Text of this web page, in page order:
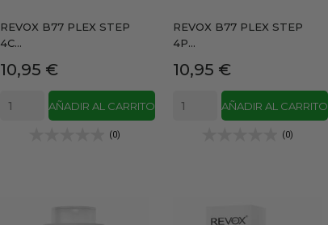
REVOX B77 PLEX STEP
4C...
Precio
10,95 €
AÑADIR AL CARRITO
(0)
REVOX B77 PLEX STEP
4P...
Precio
10,95 €
AÑADIR AL CARRITO
(0)